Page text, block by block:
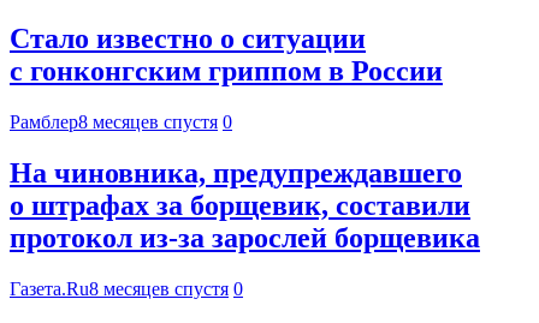
Стало известно о ситуации
с гонконгским гриппом в России
Рамблер8 месяцев спустя 0
На чиновника, предупреждавшего
о штрафах за борщевик, составили
протокол из-за зарослей борщевика
Газета.Ru8 месяцев спустя 0